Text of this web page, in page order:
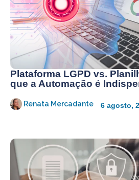
Plataforma LGPD vs.
que a Automação é
Renata Mercadante 6 agosto,